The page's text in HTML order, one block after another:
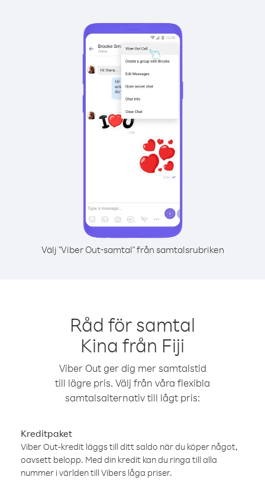
Välj "Viber Out-samtal" från samtalsrubriken
Råd för samtal
Kina från Fiji
Viber Out ger dig mer samtalstid
till lägre pris. Välj från våra flexibla
samtalsalternativ till lågt pris:
Kreditpaket
Viber Out-kredit läggs till ditt saldo när du köper något,
oavsett belopp. Med din kredit kan du ringa till alla
nummer i världen till Vibers låga priser.